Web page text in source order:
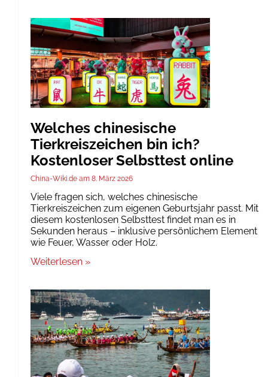
Welches chinesische
Tierkreiszeichen bin ich?
Kostenloser Selbsttest online
China-Wiki.de 8. März 2026
Viele fragen sich, welches chinesische
Tierkreiszeichen zum eigenen Geburtsjahr passt. Mit
diesem kostenlosen Selbsttest findet man es in
Sekunden heraus – inklusive persönlichem Element
wie Feuer, Wasser oder Holz.
Weiterlesen »